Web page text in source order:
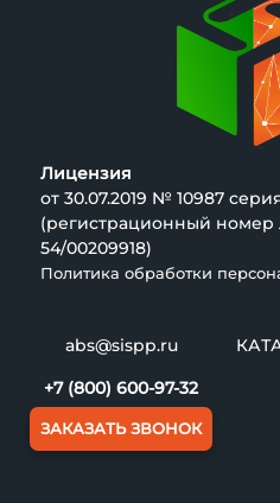
Лицензия
от 30.07.2019 № 10987
(регистрационный номер
54/00209918)
Политика обработки
abs@sispp.ru
+7 (800) 600-97-32
ЗАКАЗАТЬ ЗВОНОК